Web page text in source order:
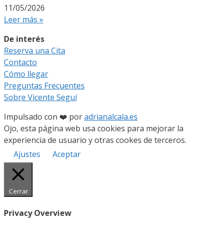
11/05/2026
Leer más »
De interés
Reserva una Cita
Contacto
Cómo llegar
Preguntas Frecuentes
Sobre Vicente Seguí
Impulsado con ❤️ poradrianalcala.es
Ojo, esta página web usa cookies para mejorar la
experiencia de usuario y otras cookes de terceros.
Ajustes
Aceptar
Cerrar
Privacy Overview